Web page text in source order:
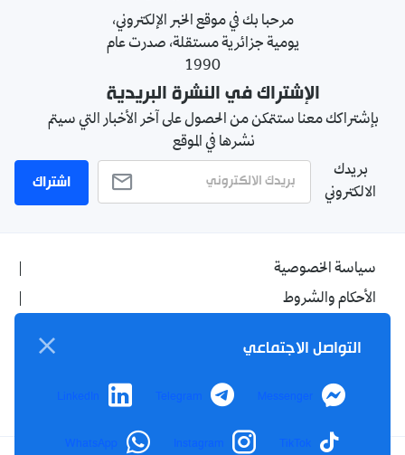
مرحبا بك في موقع الخبر الإلكتروني،
يومية جزائرية مستقلة، صدرت عام
1990
الإشتراك في النشرة البريدية
بإشتراكك معنا ستتمكن من الحصول على آخر الأخبار التي سيتم
نشرها في الموقع
بريدك
الالكتروني
اشتراك
سياسة الخصوصية
الأحكام والشروط
اتصل بنا
من نحن
التواصل الاجتماعي
Messenger
Telegram
LinkedIn
TikTok
Instagram
WhatsApp